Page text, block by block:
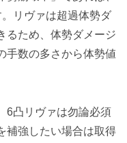
リヴァは超過体勢ダ
るため、体勢ダメージ
手数の多さから体勢値
6凸リヴァは勿論必須
補強したい場合は取得